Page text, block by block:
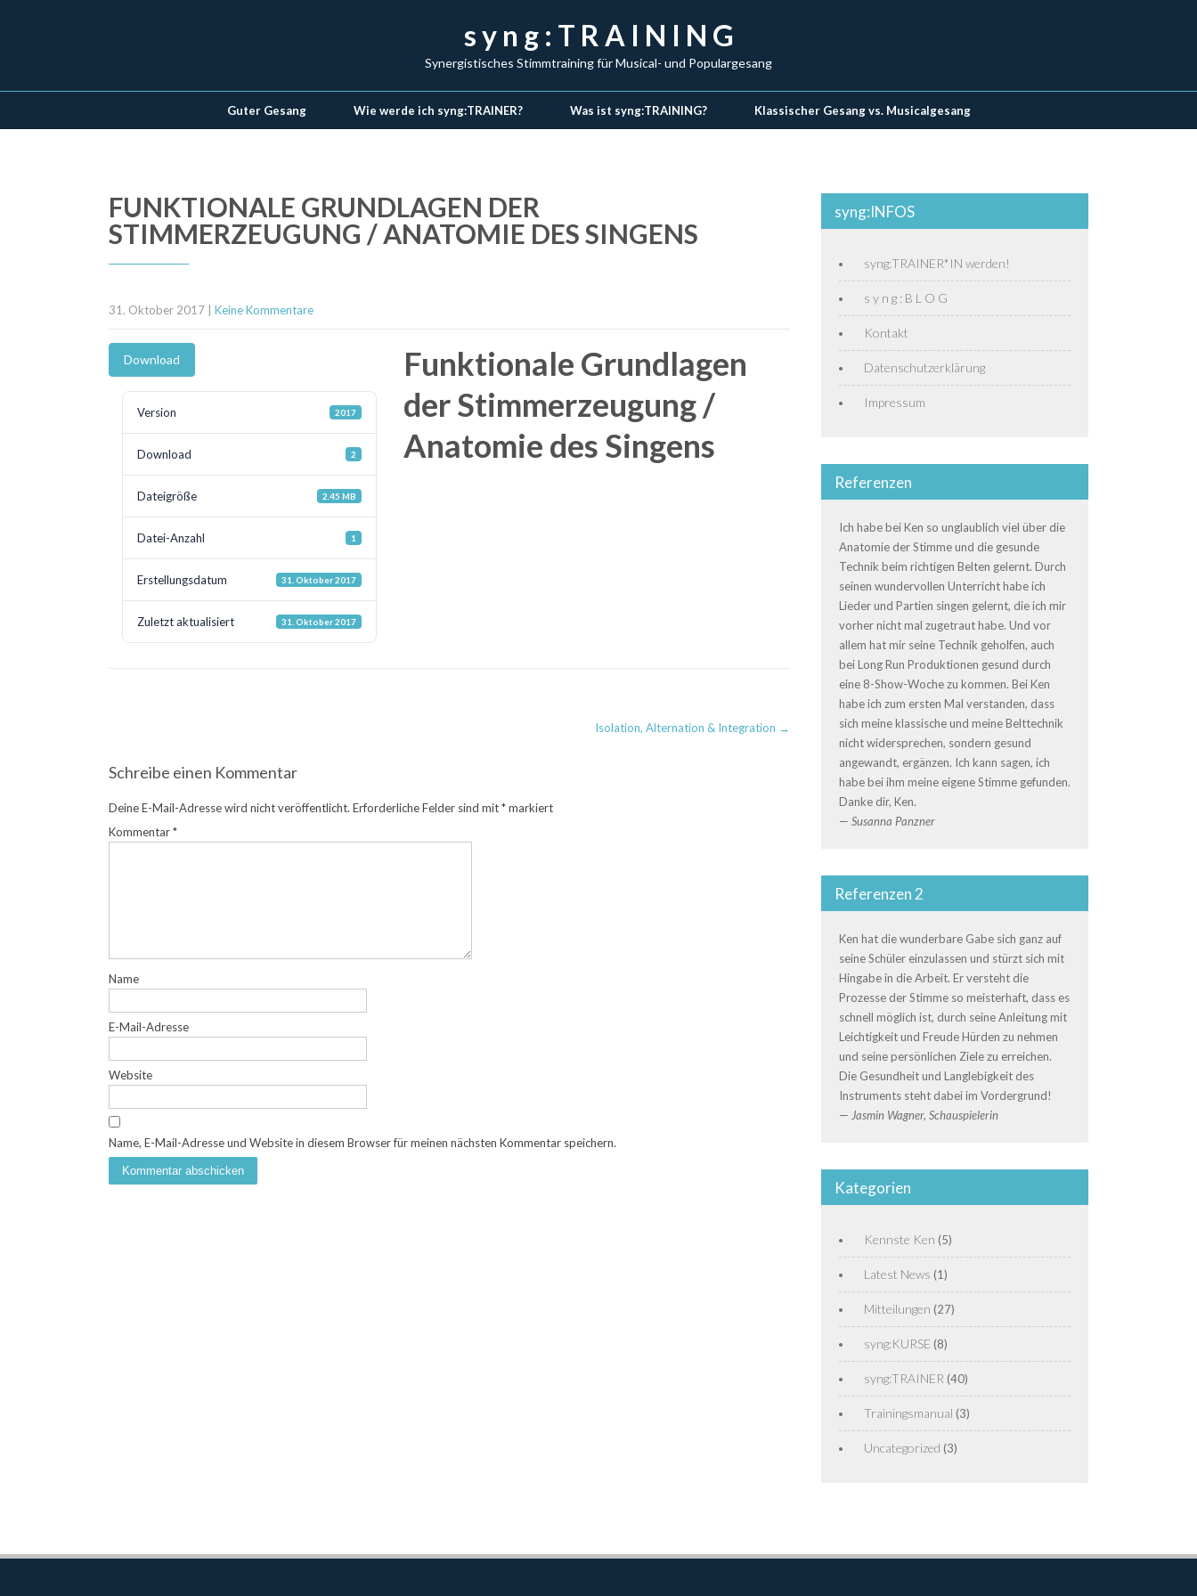
s y n g : T R A I N I N G
Synergistisches Stimmtraining für Musical- und Populargesang
Guter Gesang Wie werde ich syng:TRAINER? Was ist syng:TRAINING? Klassischer Gesang vs. Musicalgesang
FUNKTIONALE GRUNDLAGEN DER
STIMMERZEUGUNG / ANATOMIE DES SINGENS
31. Oktober 2017 Keine Kommentare
Download
Version 2017
Download 2
Dateigröße 2.45 MB
Datei-Anzahl 1
Erstellungsdatum 31. Oktober 2017
Zuletzt aktualisiert 31. Oktober 2017
Funktionale Grundlagen
der Stimmerzeugung /
Anatomie des Singens
Isolation, Alternation & Integration →
Schreibe einen Kommentar
Deine E-Mail-Adresse wird nicht veröffentlicht. Erforderliche Felder sind mit*markiert
Kommentar*
Name
E-Mail-Adresse
Website
Name, E-Mail-Adresse und Website in diesem Browser für meinen nächsten Kommentar speichern.
syng:INFOS
syng:TRAINER*IN werden!
s y n g : B L O G
Kontakt
Datenschutzerklärung
Impressum
Referenzen
Ich habe bei Ken so unglaublich viel über die
Anatomie der Stimme und die gesunde
Technik beim richtigen Belten gelernt. Durch
seinen wundervollen Unterricht habe ich
Lieder und Partien singen gelernt, die ich mir
vorher nicht mal zugetraut habe. Und vor
allem hat mir seine Technik geholfen, auch
bei Long Run Produktionen gesund durch
eine 8-Show-Woche zu kommen. Bei Ken
habe ich zum ersten Mal verstanden, dass
sich meine klassische und meine Belttechnik
nicht widersprechen, sondern gesund
angewandt, ergänzen. Ich kann sagen, ich
habe bei ihm meine eigene Stimme gefunden.
Danke dir, Ken.
— Susanna Panzner
Referenzen 2
Ken hat die wunderbare Gabe sich ganz auf
seine Schüler einzulassen und stürzt sich mit
Hingabe in die Arbeit. Er versteht die
Prozesse der Stimme so meisterhaft, dass es
schnell möglich ist, durch seine Anleitung mit
Leichtigkeit und Freude Hürden zu nehmen
und seine persönlichen Ziele zu erreichen.
Die Gesundheit und Langlebigkeit des
Instruments steht dabei im Vordergrund!
— Jasmin Wagner, Schauspielerin
Kategorien
Kennste Ken (5)
Latest News (1)
Mitteilungen (27)
syng:KURSE (8)
syng:TRAINER (40)
Trainingsmanual (3)
Uncategorized (3)